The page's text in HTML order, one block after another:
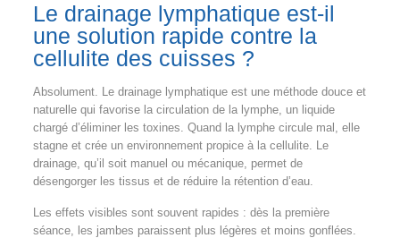
Le drainage lymphatique est-il
une solution rapide contre la
cellulite des cuisses ?
Absolument. Le drainage lymphatique est une méthode douce et
naturelle qui favorise la circulation de la lymphe, un liquide
chargé d’éliminer les toxines. Quand la lymphe circule mal, elle
stagne et crée un environnement propice à la cellulite. Le
drainage, qu’il soit manuel ou mécanique, permet de
désengorger les tissus et de réduire la rétention d’eau.
Les effets visibles sont souvent rapides : dès la première
séance, les jambes paraissent plus légères et moins gonflées.